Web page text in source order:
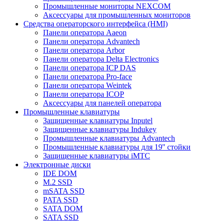
Промышленные мониторы NEXCOM
Аксессуары для промышленных мониторов
Средства операторского интерфейса (HMI)
Панели оператора Aaeon
Панели оператора Advantech
Панели оператора Arbor
Панели оператора Delta Electronics
Панели оператора ICP DAS
Панели оператора Pro-face
Панели оператора Weintek
Панели оператора ICOP
Аксессуары для панелей оператора
Промышленные клавиатуры
Защищенные клавиатуры Inputel
Защищенные клавиатуры Indukey
Промышленные клавиатуры Advantech
Промышленные клавиатуры для 19'' стойки
Защищенные клавиатуры iMTC
Электронные диски
IDE DOM
M.2 SSD
mSATA SSD
PATA SSD
SATA DOM
SATA SSD